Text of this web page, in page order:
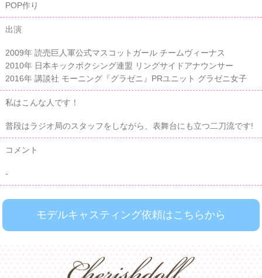
POP作り
出演
2009年 読売巨人軍公式マスコットガール チームヴィーナス
2010年 日本キックボクシング連盟 リングサイドアナウンサー
2016年 講談社 モーニング『グラゼニ』PRユニット グラゼニ女子
私はこんな人です！
普段はラジオ局のスタッフをしながら、表舞台にも立つ二刀流です!
コメント
-
モデルキャスティング依頼はこちらから